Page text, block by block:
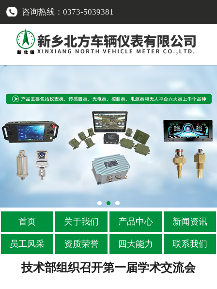
咨询热线：0373-5039381
首页 关于我们 产品中心 新闻资讯
员工风采 资质荣誉 四大能力 联系我们
技术部组织召开第一届学术交流会